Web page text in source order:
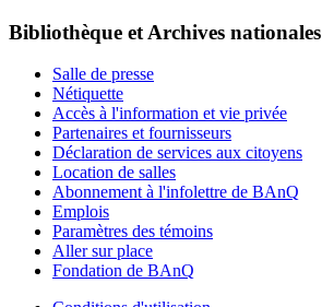
Bibliothèque et Archives
Salle de presse
Nétiquette
Accès à l'information et vie privée
Partenaires et fournisseurs
Déclaration de services aux citoyens
Location de salles
Abonnement à l'infolettre de BAnQ
Emplois
Paramètres des témoins
Aller sur place
Fondation de BAnQ